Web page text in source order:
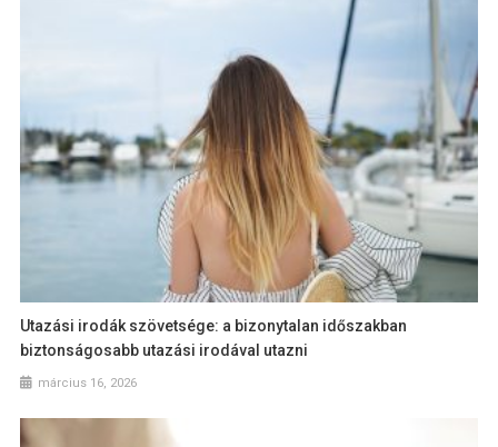
Utazási irodák szövetsége: a bizonytalan időszakban
biztonságosabb utazási irodával utazni
március 16, 2026